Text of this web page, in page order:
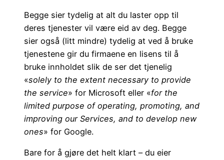
Begge sier tydelig at alt du laster opp til
deres tjenester vil være eid av deg. Begge
sier også (litt mindre) tydelig at ved å bruke
tjenestene gir du firmaene en lisens til å
bruke innholdet slik de ser det tjenelig
«solely to the extent necessary to provide
the service» for Microsoft eller «for the
limited purpose of operating, promoting, and
improving our Services, and to develop new
ones» for Google.
Bare for å gjøre det helt klart – du eier